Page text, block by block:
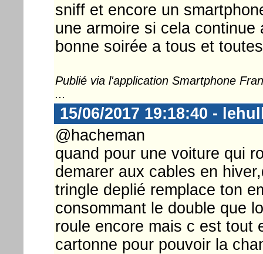
sniff et encore un
une armoire si cela continue
bonne soirée a tous et toutes
Publié via l'application Smartphone
...
15/06/2017 19:18:40 -
@hacheman
quand pour une voiture qui
demarer aux cables en
tringle deplié remplace ton
consommant le double que
roule encore mais c est tout
cartonne pour pouvoir la